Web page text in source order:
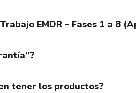
EMDR – Fases 1 a 8
tener los productos?